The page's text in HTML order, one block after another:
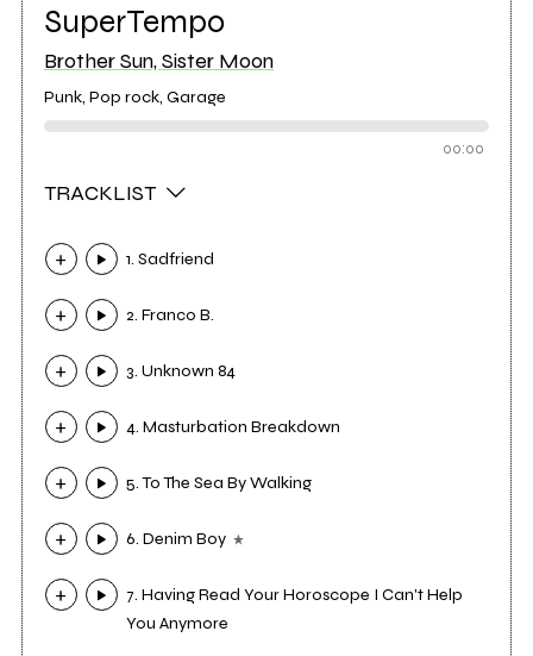
SuperTempo
Brother Sun, Sister Moon
Punk, Pop rock, Garage
00:00
TRACKLIST
1. Sadfriend
2. Franco B.
3. Unknown 84
4. Masturbation Breakdown
5. To The Sea By Walking
6. Denim Boy
7. Having Read Your Horoscope I Can't Help
You Anymore